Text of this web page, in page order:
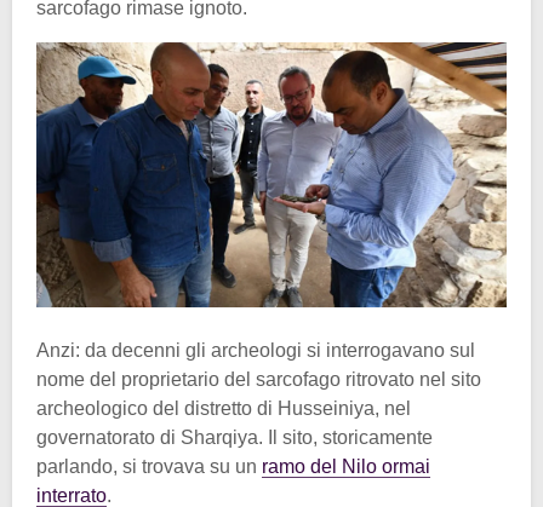
sarcofago rimase ignoto.
Anzi: da decenni gli archeologi si interrogavano sul
nome del proprietario del sarcofago ritrovato nel sito
archeologico del distretto di Husseiniya, nel
governatorato di Sharqiya. Il sito, storicamente
parlando, si trovava su un ramo del Nilo ormai
interrato.